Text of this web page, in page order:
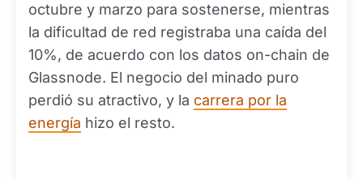
octubre y marzo para sostenerse, mientras
la dificultad de red registraba una caída del
10%, de acuerdo con los datos on-chain de
Glassnode. El negocio del minado puro
perdió su atractivo, y la carrera por la
energía hizo el resto.